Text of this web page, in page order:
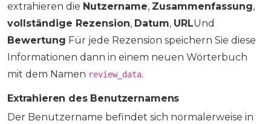
extrahieren die Nutzername, Zusammenfassung,
vollständige Rezension, Datum, URLUnd
Bewertung Für jede Rezension speichern Sie diese
Informationen dann in einem neuen Wörterbuch
mit dem Namen review_data.
Extrahieren des Benutzernamens
Der Benutzername befindet sich normalerweise in